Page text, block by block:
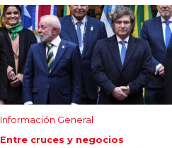
Información General
Entre cruces y negocios